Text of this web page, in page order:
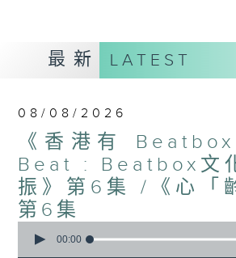
最新 LATEST
08/08/2026
《香港有
Beat : Beatbox文
振》第6集 /《心「
第6集
seconds
00:00